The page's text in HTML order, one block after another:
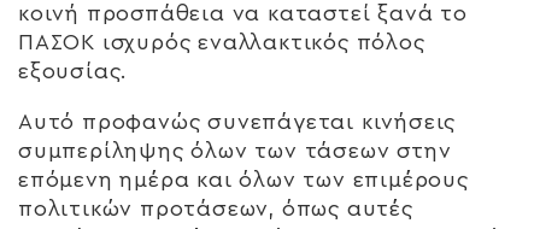
κοινή προσπάθεια να καταστεί ξανά το
ΠΑΣΟΚ ισχυρός εναλλακτικός πόλος
εξουσίας.
Αυτό προφανώς συνεπάγεται κινήσεις
συμπερίληψης όλων των τάσεων στην
επόμενη ημέρα και όλων των επιμέρους
πολιτικών προτάσεων, όπως αυτές